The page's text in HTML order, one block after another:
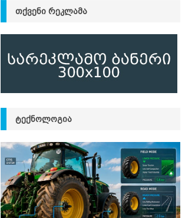
ᲗᲥᲕᲔᲜᲘ ᲠᲔᲙᲚᲐᲛᲐ
ᲢᲔᲥᲜᲝᲚᲝᲒᲘᲐ